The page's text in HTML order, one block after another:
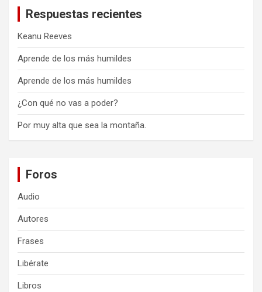
Respuestas recientes
Keanu Reeves
Aprende de los más humildes
Aprende de los más humildes
¿Con qué no vas a poder?
Por muy alta que sea la montaña.
Foros
Audio
Autores
Frases
Libérate
Libros